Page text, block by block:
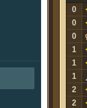
0
0
0
1
1
1
2
2